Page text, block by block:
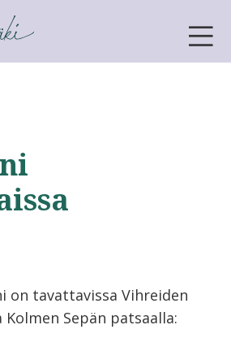
on tavattavissa Vihreiden
Sepän patsaalla: